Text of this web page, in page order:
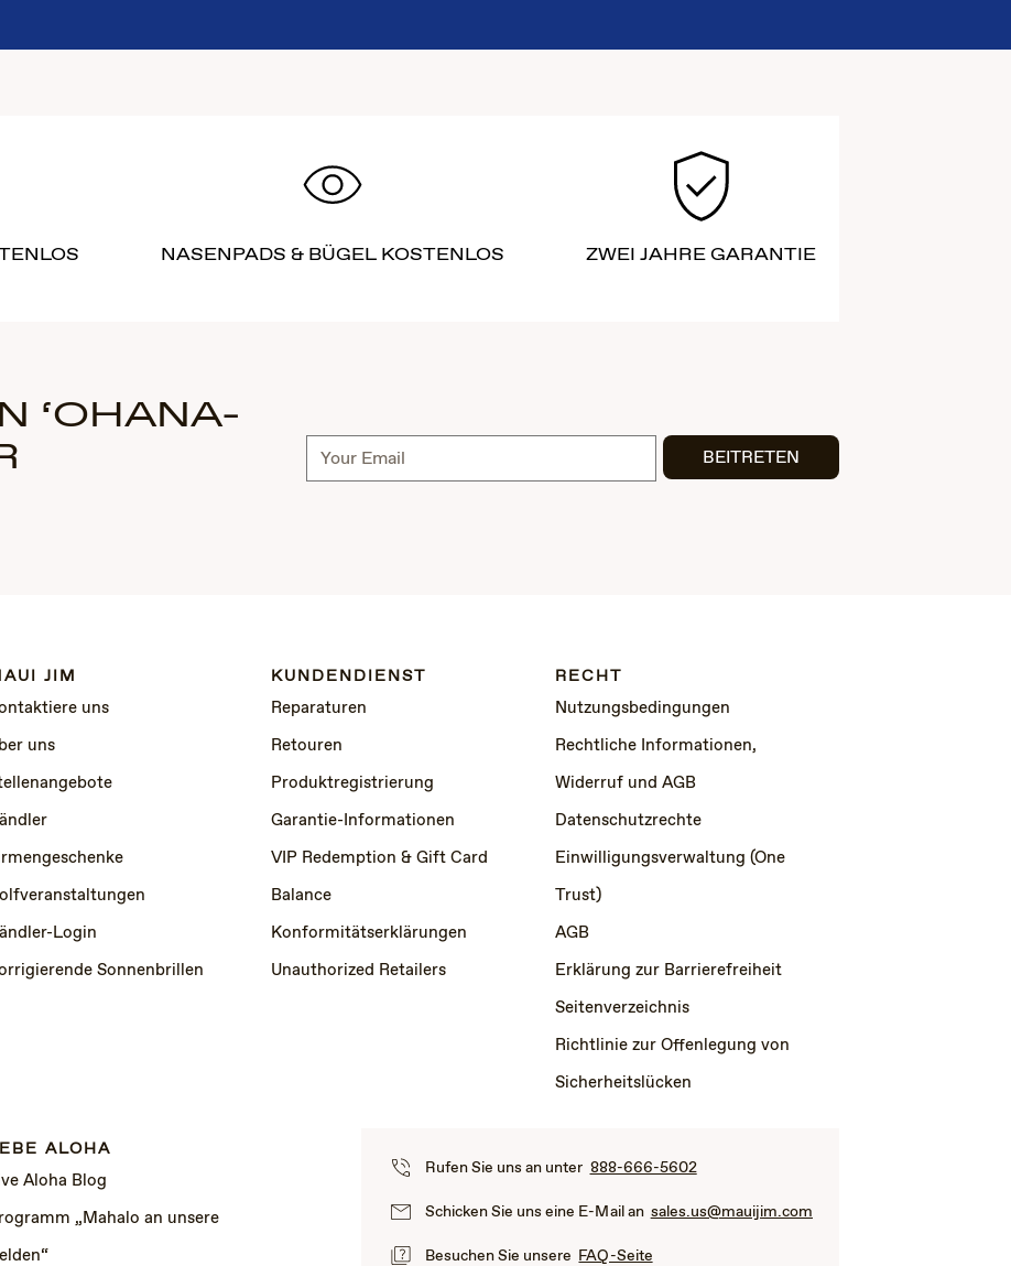
NASENPADS & BÜGEL KOSTENLOS ZWEI JAHRE GARANTIE
‘OHANA-
Abonnieren BEITRETEN
JIM
uns
uns
Login
Sonnenbrillen
KUNDENDIENST
Reparaturen
Retouren
Produktregistrierung
Garantie-Informationen
VIP Redemption & Gift Card
Balance
Konformitätserklärungen
Unauthorized Retailers
RECHT
Nutzungsbedingungen
Rechtliche Informationen,
Widerruf und AGB
Datenschutzrechte
Einwilligungsverwaltung (One
Trust)
AGB
Erklärung zur Barrierefreiheit
Seitenverzeichnis
Richtlinie zur Offenlegung von
Sicherheitslücken
ALOHA
Aloha Blog
„Mahalo an unsere
Rufen Sie uns an unter 888-666-5602
Schicken Sie uns eine E-Mail an sales.us@mauijim.com
Besuchen Sie unsere FAQ-Seite